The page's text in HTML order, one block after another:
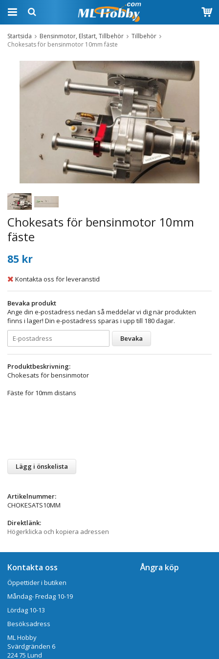
Startsida Bensinmotor, Elstart, Tillbehör
Tillbehör
Chokesats för bensinmotor 10mm fäste
Chokesats för bensinmotor 10mm
fäste
85 kr
Kontakta oss för leveranstid
Bevaka produkt
Ange din e-postadress nedan så meddelar vi dig när produkten
finns i lager! Din e-postadress sparas i upp till 180 dagar.
Bevaka
Produktbeskrivning:
Chokesats för bensinmotor
Fäste för 10mm distans
Lägg i önskelista
Artikelnummer:
CHOKESATS10MM
Direktlänk:
Högerklicka och kopiera adressen
Kontakta oss
Öppettider i butiken
Måndag- Fredag 10-19
Lördag 10-13
Besöksadress
ML Hobby
Svärdgränden 6
224 75 Lund
Ångra köp